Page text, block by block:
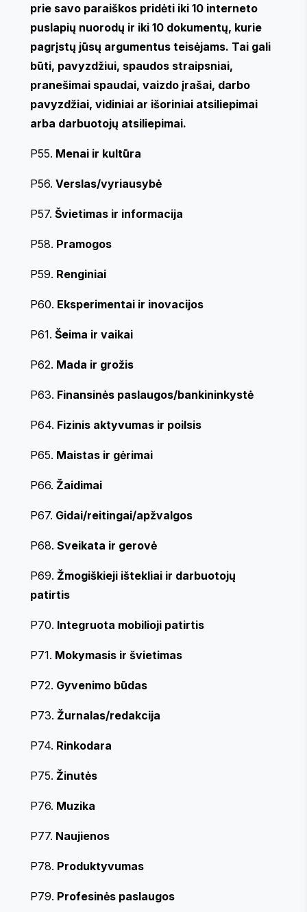
prie savo paraiškos pridėti iki 10 interneto
puslapių nuorodų ir iki 10 dokumentų, kurie
pagrįstų jūsų argumentus teisėjams. Tai gali
būti, pavyzdžiui, spaudos straipsniai,
pranešimai spaudai, vaizdo įrašai, darbo
pavyzdžiai, vidiniai ar išoriniai atsiliepimai
arba darbuotojų atsiliepimai.
P55. Menai ir kultūra
P56. Verslas/vyriausybė
P57. Švietimas ir informacija
P58. Pramogos
P59. Renginiai
P60. Eksperimentai ir inovacijos
P61. Šeima ir vaikai
P62. Mada ir grožis
P63. Finansinės paslaugos/bankininkystė
P64. Fizinis aktyvumas ir poilsis
P65. Maistas ir gėrimai
P66. Žaidimai
P67. Gidai/reitingai/apžvalgos
P68. Sveikata ir gerovė
P69. Žmogiškieji ištekliai ir darbuotojų
patirtis
P70. Integruota mobilioji patirtis
P71. Mokymasis ir švietimas
P72. Gyvenimo būdas
P73. Žurnalas/redakcija
P74. Rinkodara
P75. Žinutės
P76. Muzika
P77. Naujienos
P78. Produktyvumas
P79. Profesinės paslaugos